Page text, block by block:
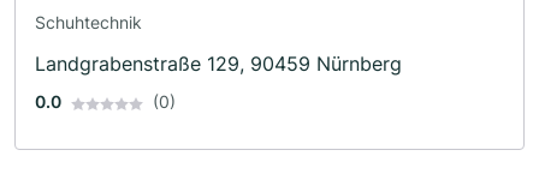
Schuhtechnik
Landgrabenstraße 129, 90459 Nürnberg
0.0 (0)